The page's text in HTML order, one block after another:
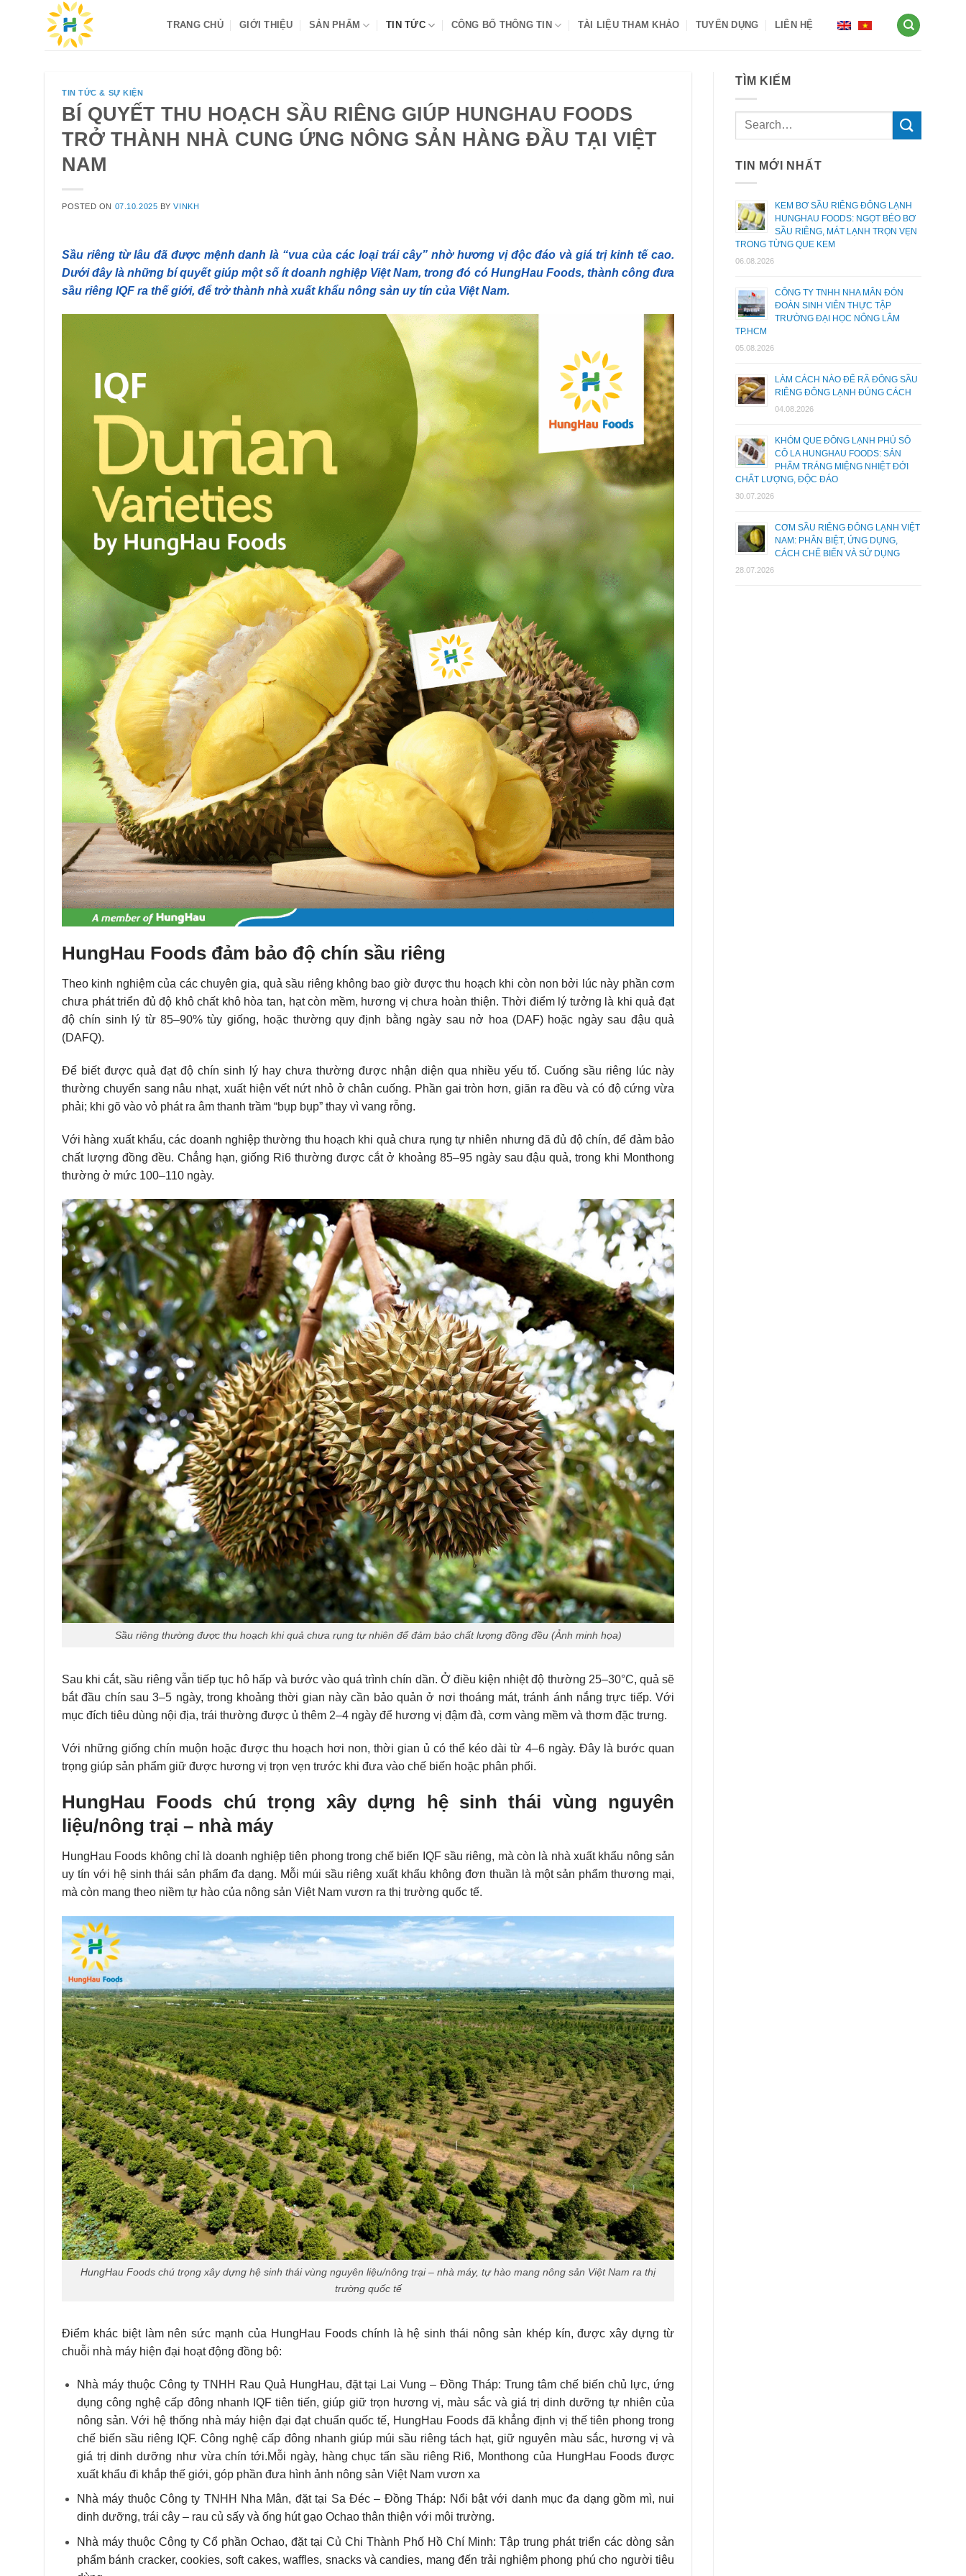
TRANG CHỦ GIỚI THIỆU SẢN PHẨM TIN TỨC CÔNG BỐ THÔNG TIN TÀI LIỆU THAM KHẢO TUYỂN DỤNG LIÊN HỆ
TIN TỨC & SỰ KIỆN
BÍ QUYẾT THU HOẠCH SẦU RIÊNG GIÚP HUNGHAU FOODS
TRỞ THÀNH NHÀ CUNG ỨNG NÔNG SẢN HÀNG ĐẦU TẠI VIỆT
NAM
POSTED ON 07.10.2025 BYVINKH
Sầu riêng từ lâu đã được mệnh danh là “vua của các loại trái cây” nhờ hương vị độc đáo và giá trị kinh tế cao.
Dưới đây là những bí quyết giúp một số ít doanh nghiệp Việt Nam, trong đó có HungHau Foods, thành công đưa
sầu riêng IQF ra thế giới, để trở thành nhà xuất khẩu nông sản uy tín của Việt Nam.
HungHau Foods đảm bảo độ chín sầu riêng
Theo kinh nghiệm của các chuyên gia, quả sầu riêng không bao giờ được thu hoạch khi còn non bởi lúc này phần cơm
chưa phát triển đủ độ khô chất khô hòa tan, hạt còn mềm, hương vị chưa hoàn thiện. Thời điểm lý tưởng là khi quả đạt
độ chín sinh lý từ 85–90% tùy giống, hoặc thường quy định bằng ngày sau nở hoa (DAF) hoặc ngày sau đậu quả
(DAFQ).
Để biết được quả đạt độ chín sinh lý hay chưa thường được nhận diện qua nhiều yếu tố. Cuống sầu riêng lúc này
thường chuyển sang nâu nhạt, xuất hiện vết nứt nhỏ ở chân cuống. Phần gai tròn hơn, giãn ra đều và có độ cứng vừa
phải; khi gõ vào vỏ phát ra âm thanh trầm “bụp bụp” thay vì vang rỗng.
Với hàng xuất khẩu, các doanh nghiệp thường thu hoạch khi quả chưa rụng tự nhiên nhưng đã đủ độ chín, để đảm bảo
chất lượng đồng đều. Chẳng hạn, giống Ri6 thường được cắt ở khoảng 85–95 ngày sau đậu quả, trong khi Monthong
thường ở mức 100–110 ngày.
Sầu riêng thường được thu hoạch khi quả chưa rụng tự nhiên để đảm bảo chất lượng đồng đều (Ảnh minh họa)
Sau khi cắt, sầu riêng vẫn tiếp tục hô hấp và bước vào quá trình chín dần. Ở điều kiện nhiệt độ thường 25–30°C, quả sẽ
bắt đầu chín sau 3–5 ngày, trong khoảng thời gian này cần bảo quản ở nơi thoáng mát, tránh ánh nắng trực tiếp. Với
mục đích tiêu dùng nội địa, trái thường được ủ thêm 2–4 ngày để hương vị đậm đà, cơm vàng mềm và thơm đặc trưng.
Với những giống chín muộn hoặc được thu hoạch hơi non, thời gian ủ có thể kéo dài từ 4–6 ngày. Đây là bước quan
trọng giúp sản phẩm giữ được hương vị trọn vẹn trước khi đưa vào chế biến hoặc phân phối.
HungHau Foods chú trọng xây dựng hệ sinh thái vùng nguyên
liệu/nông trại – nhà máy
HungHau Foods không chỉ là doanh nghiệp tiên phong trong chế biến IQF sầu riêng, mà còn là nhà xuất khẩu nông sản
uy tín với hệ sinh thái sản phẩm đa dạng. Mỗi múi sầu riêng xuất khẩu không đơn thuần là một sản phẩm thương mại,
mà còn mang theo niềm tự hào của nông sản Việt Nam vươn ra thị trường quốc tế.
HungHau Foods chú trọng xây dựng hệ sinh thái vùng nguyên liệu/nông trại – nhà máy, tự hào mang nông sản Việt Nam ra thị
trường quốc tế
Điểm khác biệt làm nên sức mạnh của HungHau Foods chính là hệ sinh thái nông sản khép kín, được xây dựng từ
chuỗi nhà máy hiện đại hoạt động đồng bộ:
Nhà máy thuộc Công ty TNHH Rau Quả HungHau, đặt tại Lai Vung – Đồng Tháp:Trung tâm chế biến chủ lực, ứng
dụng công nghệ cấp đông nhanh IQF tiên tiến, giúp giữ trọn hương vị, màu sắc và giá trị dinh dưỡng tự nhiên của
nông sản. Với hệ thống nhà máy hiện đại đạt chuẩn quốc tế, HungHau Foods đã khẳng định vị thế tiên phong trong
chế biến sầu riêng IQF. Công nghệ cấp đông nhanh giúp múi sầu riêng tách hạt, giữ nguyên màu sắc, hương vị và
giá trị dinh dưỡng như vừa chín tới.Mỗi ngày, hàng chục tấn sầu riêng Ri6, Monthong của HungHau Foods được
xuất khẩu đi khắp thế giới, góp phần đưa hình ảnh nông sản Việt Nam vươn xa
Nhà máy thuộc Công ty TNHH Nha Mân, đặt tại Sa Đéc – Đồng Tháp: Nổi bật với danh mục đa dạng gồm mì, nui
dinh dưỡng, trái cây – rau củ sấy và ống hút gạo Ochao thân thiện với môi trường.
Nhà máy thuộc Công ty Cổ phần Ochao, đặt tại Củ Chi Thành Phố Hồ Chí Minh: Tập trung phát triển các dòng sản
phẩm bánh cracker, cookies, soft cakes, waffles, snacks và candies, mang đến trải nghiệm phong phú cho người tiêu
TÌM KIẾM
TIN MỚI NHẤT
KEM BƠ SẦU RIÊNG ĐÔNG LẠNH
HUNGHAU FOODS: NGỌT BÉO BƠ
SẦU RIÊNG, MÁT LẠNH TRỌN VẸN
TRONG TỪNG QUE KEM
06.08.2026
CÔNG TY TNHH NHA MÂN ĐÓN
ĐOÀN SINH VIÊN THỰC TẬP
TRƯỜNG ĐẠI HỌC NÔNG LÂM
TP.HCM
05.08.2026
LÀM CÁCH NÀO ĐỂ RÃ ĐÔNG SẦU
RIÊNG ĐÔNG LẠNH ĐÚNG CÁCH
04.08.2026
KHÓM QUE ĐÔNG LẠNH PHỦ SÔ
CÔ LA HUNGHAU FOODS: SẢN
PHẨM TRÁNG MIỆNG NHIỆT ĐỚI
CHẤT LƯỢNG, ĐỘC ĐÁO
30.07.2026
CƠM SẦU RIÊNG ĐÔNG LẠNH VIỆT
NAM: PHÂN BIỆT, ỨNG DỤNG,
CÁCH CHẾ BIẾN VÀ SỬ DỤNG
28.07.2026